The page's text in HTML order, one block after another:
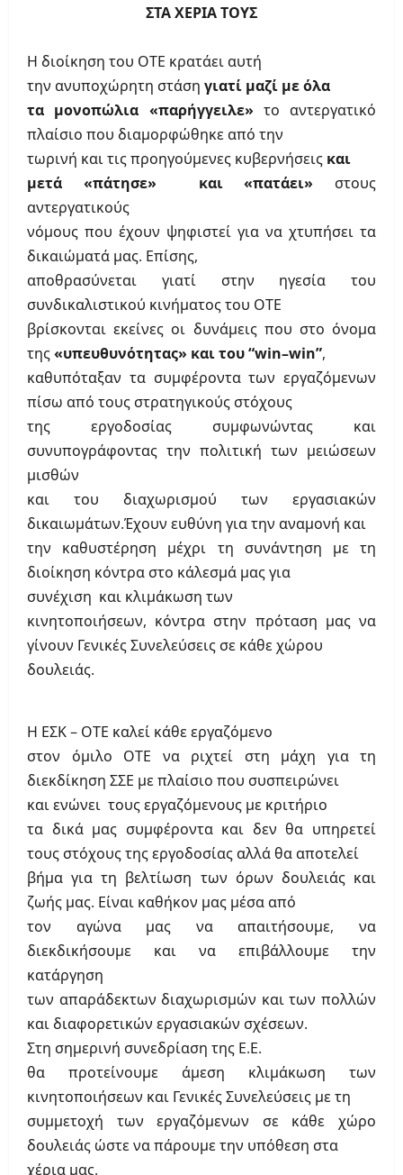
ΣΤΑ ΧΕΡΙΑ ΤΟΥΣ
Η διοίκηση του ΟΤΕ κρατάει αυτή
την ανυποχώρητη στάση γιατί μαζί με όλα
τα μονοπώλια «παρήγγειλε» το αντεργατικό
πλαίσιο που διαμορφώθηκε από την
τωρινή και τις προηγούμενες κυβερνήσεις και
μετά «πάτησε»
και «πατάει» στους
αντεργατικούς
νόμους που έχουν ψηφιστεί για να χτυπήσει τα
δικαιώματά μας. Επίσης,
αποθρασύνεται γιατί στην ηγεσία του
συνδικαλιστικού κινήματος του ΟΤΕ
βρίσκονται εκείνες οι δυνάμεις που στο όνομα
της«υπευθυνότητας» και του “win–win”,
καθυπόταξαν τα συμφέροντα των εργαζόμενων
πίσω από τους στρατηγικούς στόχους
της εργοδοσίας συμφωνώντας και
συνυπογράφοντας την πολιτική των μειώσεων
μισθών
και του διαχωρισμού των εργασιακών
δικαιωμάτων.Έχουν ευθύνη για την αναμονή και
την καθυστέρηση μέχρι τη συνάντηση με τη
διοίκηση κόντρα στο κάλεσμά μας για
συνέχιση και κλιμάκωση των
κινητοποιήσεων, κόντρα στην πρόταση μας να
γίνουν Γενικές Συνελεύσεις σε κάθε χώρου
δουλειάς.
Η ΕΣΚ – ΟΤΕ καλεί κάθε εργαζόμενο
στον όμιλο ΟΤΕ να ριχτεί στη μάχη για τη
διεκδίκηση ΣΣΕ με πλαίσιο που συσπειρώνει
και ενώνει τους εργαζόμενους με κριτήριο
τα δικά μας συμφέροντα και δεν θα υπηρετεί
τους στόχους της εργοδοσίας αλλά θα αποτελεί
βήμα για τη βελτίωση των όρων δουλειάς και
ζωής μας. Είναι καθήκον μας μέσα από
τον αγώνα μας να απαιτήσουμε, να
διεκδικήσουμε και να επιβάλλουμε την
κατάργηση
των απαράδεκτων διαχωρισμών και των πολλών
και διαφορετικών εργασιακών σχέσεων.
Στη σημερινή συνεδρίαση της Ε.Ε.
θα προτείνουμε άμεση κλιμάκωση των
κινητοποιήσεων και Γενικές Συνελεύσεις με τη
συμμετοχή των εργαζόμενων σε κάθε χώρο
δουλειάς ώστε να πάρουμε την υπόθεση στα
χέρια μας.